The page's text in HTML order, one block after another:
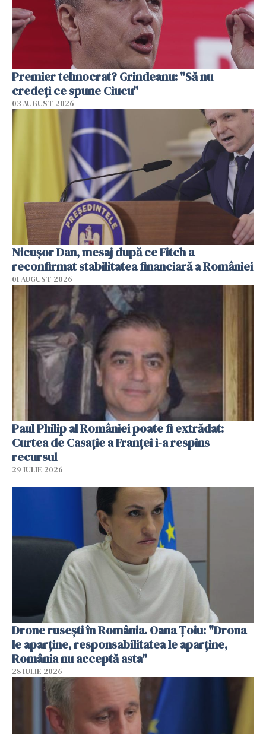
Premier tehnocrat? Grindeanu: "Să nu
credeți ce spune Ciucu"
03 AUGUST 2026
Nicuşor Dan, mesaj după ce Fitch a
reconfirmat stabilitatea financiară a României
01 AUGUST 2026
Paul Philip al României poate fi extrădat:
Curtea de Casaţie a Franţei i-a respins
recursul
29 IULIE 2026
Drone rusești în România. Oana Ţoiu: "Drona
le aparţine, responsabilitatea le aparţine,
România nu acceptă asta"
28 IULIE 2026